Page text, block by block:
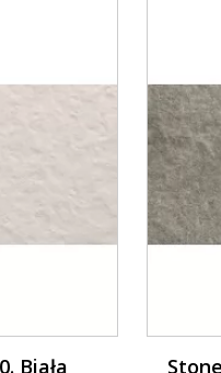
Biała